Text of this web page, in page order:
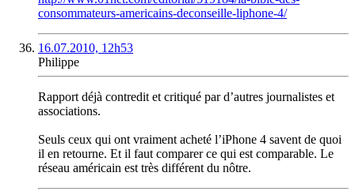
consommateurs-americains-deconseille-liphone-4/
16.07.2010, 12h53
Philippe
Rapport déjà contredit et critiqué par d’autres journalistes et
associations.
Seuls ceux qui ont vraiment acheté l’iPhone 4 savent de quoi
il en retourne. Et il faut comparer ce qui est comparable. Le
réseau américain est très différent du nôtre.